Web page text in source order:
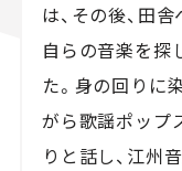
は、その後、田
自らの音楽を探
た。身の回りに
がら歌謡ポップ
りと話し、江州